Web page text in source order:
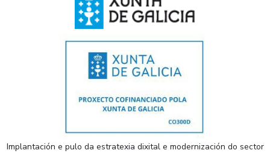
Implantación e pulo da estratexia dixital e modernización do sector